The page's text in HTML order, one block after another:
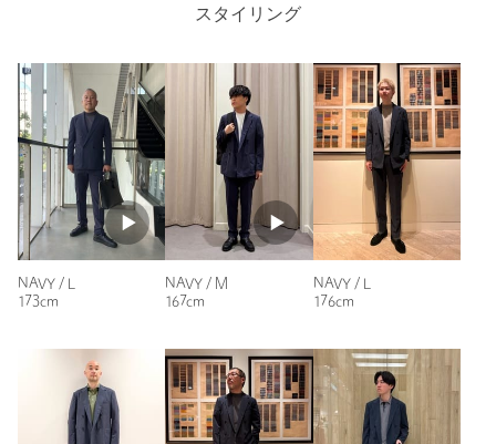
場合は、使用前に必ずご確認ください。
※商品画像は、光の当たり具合やパソコンなどの閲覧環境によ
り、実際の色味と異なって見える場合がございます。あらかじめ
ご了承ください。
※商品の色味の目安は、商品単体の画像をご参照ください。
店舗へお問い合わせの際は、全国のUNITED ARROWS各店舗ま
で下記の品名/品番をお申し付けください。
品名：UACOZY 22 PE T&T D4B
品番：11211270015
注文キャンセル 対象商品
対象商品 返品等について
ップだと思います。さすがUAといった感じの商品だと思い購
身長：170cm
普段の着用サイズ：
1人が参考になったと回答
参考になった
投稿日： 2026年6月17日
購入サイズ：M
｜
購入カラー：NAVY
購入商品のサイズ感：少し小さい
スタイリング
NAVY / L
173cm
NAVY / M
167cm
NAVY / L
176cm